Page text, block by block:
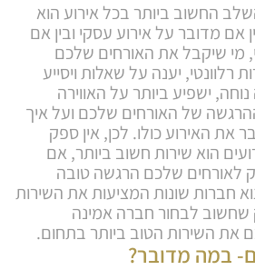
החשוב ביותר בכל אירוע הוא
מדובר על אירוע עסקי ובין אם
מי שיקבל את האורחים שלכם
רלוונטי, יענה על שאלות ויסייע
ישפיע ביותר על האווירה
של האורחים שלכם ועל איך
את האירוע כולו. לכן, אין ספק
הוא שירות חשוב ביותר, אם
לאורחים שלכם הרגשה טובה
חברות שונות המציעות את השירות
שחשוב לבחור חברה אמינה
את השירות הטוב ביותר בתחום.
במה מדובר?